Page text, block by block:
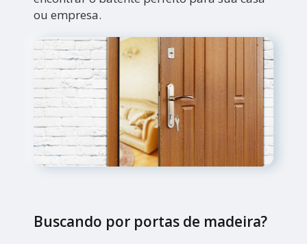
ou empresa.
Buscando por portas de madeira?